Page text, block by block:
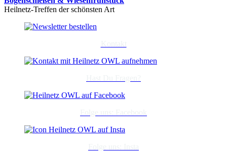
Heilnetz-Treffen der schönsten Art